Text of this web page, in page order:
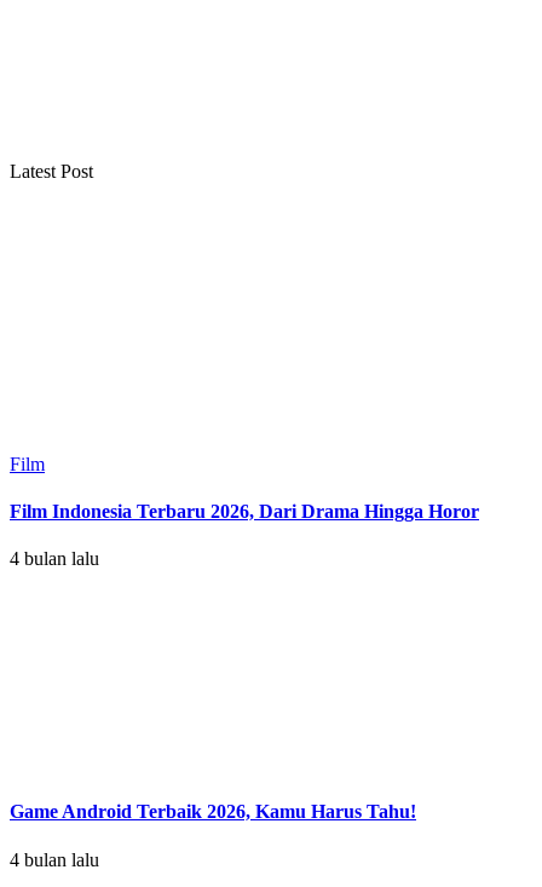
Latest Post
Film
Film Indonesia Terbaru 2026, Dari Drama Hingga Horor
4 bulan lalu
Game Android Terbaik 2026, Kamu Harus Tahu!
4 bulan lalu